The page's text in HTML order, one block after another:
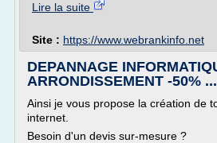
Lire la suite
Site : https://www.webrankinfo.net
DEPANNAGE
ARRONDISSEMENT -50% ...
Ainsi je vous propose la création de
internet.
Besoin d'un devis sur-mesure ?